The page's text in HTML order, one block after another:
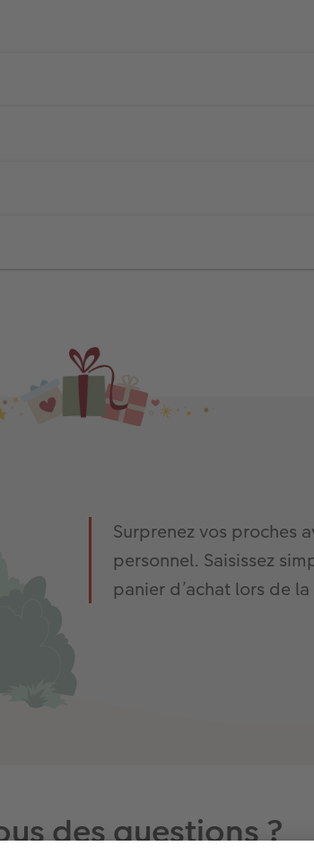
Surprenez vos proches
personnel. Saisissez
panier d’achat lors de
des questions ?